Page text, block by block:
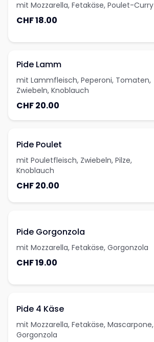
mit Mozzarella, Fetakäse, Poulet-Curry
CHF 18.00
Pide Lamm
mit Lammfleisch, Peperoni, Tomaten,
Zwiebeln, Knoblauch
CHF 20.00
Pide Poulet
mit Pouletfleisch, Zwiebeln, Pilze,
Knoblauch
CHF 20.00
Pide Gorgonzola
mit Mozzarella, Fetakäse, Gorgonzola
CHF 19.00
Pide 4 Käse
mit Mozzarella, Fetakäse, Mascarpone,
Gorgonzola